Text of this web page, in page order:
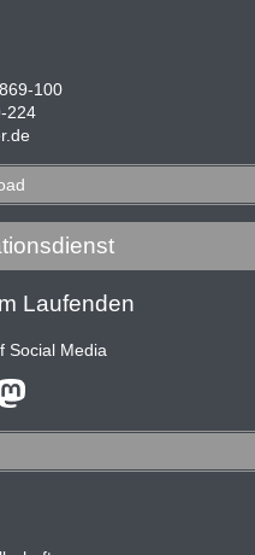
100
224
Laufenden
Social Media